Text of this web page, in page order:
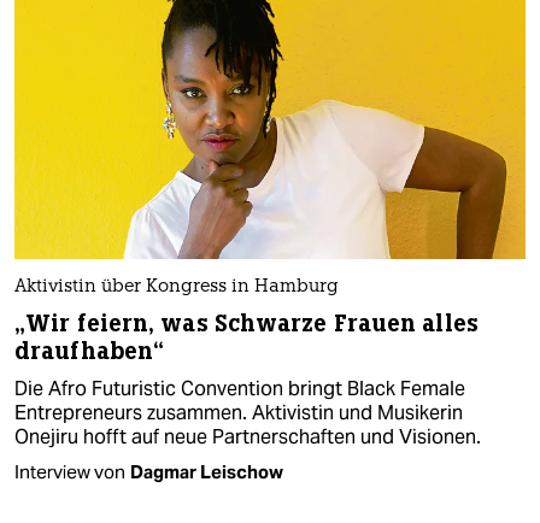
Aktivistin über Kongress in Hamburg
„Wir feiern, was Schwarze Frauen alles
draufhaben“
Die Afro Futuristic Convention bringt Black Female
Entrepreneurs zusammen. Aktivistin und Musikerin
Onejiru hofft auf neue Partnerschaften und Visionen.
Interview von Dagmar Leischow